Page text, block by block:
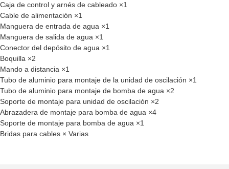
Caja de control y arnés de cableado ×1
Cable de alimentación ×1
Manguera de entrada de agua ×1
Manguera de salida de agua ×1
Conector del depósito de agua ×1
Boquilla ×2
Mando a distancia ×1
Tubo de aluminio para montaje de la unidad de oscilación ×1
Tubo de aluminio para montaje de bomba de agua ×2
Soporte de montaje para unidad de oscilación ×2
Abrazadera de montaje para bomba de agua ×4
Soporte de montaje para bomba de agua ×1
Bridas para cables × Varias